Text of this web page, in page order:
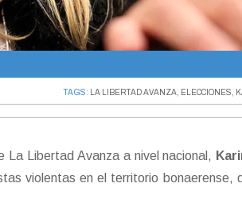
TAGS: LA LIBERTAD AVANZA, ELECCIONES,
Libertad Avanza a nivel nacional,
violentas en el territorio bonaerense,